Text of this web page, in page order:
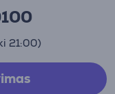
21:00)